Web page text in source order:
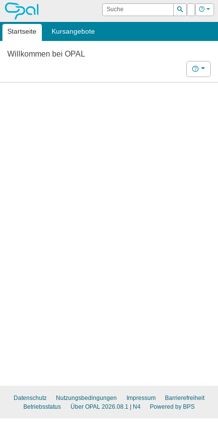
OPAL Suche
Suchen
Login Hilfe
Startseite Kursangebote
Willkommen bei OPAL
Hilfe
Datenschutz Nutzungsbedingungen Impressum
Barrierefreiheit
Betriebsstatus
Über OPAL 2026.08.1 | N4 Powered by BPS